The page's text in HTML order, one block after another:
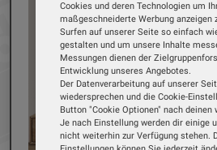
Cookies und deren Technologien um
maßgeschneiderte Werbung anzeigen
Surfen auf unserer Seite so einfach
gestalten und um unsere Inhalte
Messungen dienen der
Entwicklung unseres Angebotes.
Der Datenverarbeitung auf unserer
wiedersprechen und die Cookie-
Button "Cookie Optionen" nach deinen
Je nach Einstellung werden dir einige
nicht weiterhin zur Verfügung stehen.